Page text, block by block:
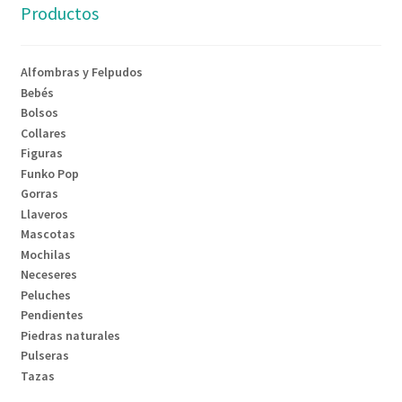
Productos
Alfombras y Felpudos
Bebés
Bolsos
Collares
Figuras
Funko Pop
Gorras
Llaveros
Mascotas
Mochilas
Neceseres
Peluches
Pendientes
Piedras naturales
Pulseras
Tazas